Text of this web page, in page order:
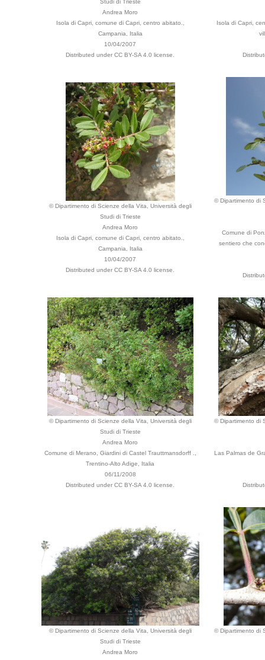
Studi di Trieste
Andrea Moro
Isola di Capri, comune di Capri, centro abitato.,
Campania, Italia
10/04/2007
Distributed under CC BY-SA 4.0 license.
Isola di Capri,
© Dipartimento di Scienze della Vita, Università degli
Studi di Trieste
Andrea Moro
Isola di Capri, comune di Capri, centro abitato.,
Campania, Italia
10/04/2007
Distributed under CC BY-SA 4.0 license.
© Dipartimento di
Comune di
sentiero che
© Dipartimento di Scienze della Vita, Università degli
Studi di Trieste
Andrea Moro
Comune di Merano, Giardini di Castel Trauttmansdorff .,
Trentino-Alto Adige, Italia
06/11/2008
Distributed under CC BY-SA 4.0 license.
© Dipartimento di
Las Palmas de
© Dipartimento di Scienze della Vita, Università degli
Studi di Trieste
Andrea Moro
© Dipartimento di